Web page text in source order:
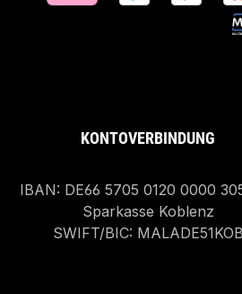
KONTOVERBINDUNG
IBAN: DE66 5705 0120 0000
Sparkasse Koblenz
SWIFT/BIC: MALADE51KOB